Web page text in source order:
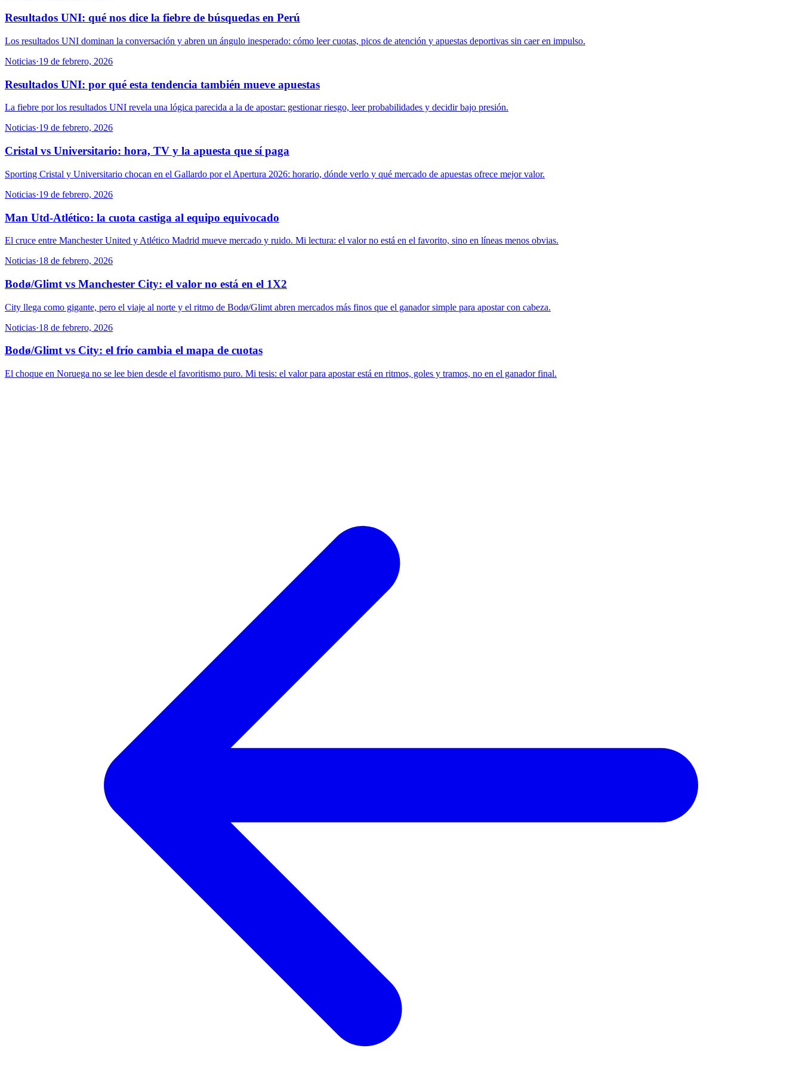
Resultados UNI: qué nos dice la fiebre de búsquedas en Perú
Los resultados UNI dominan la conversación y abren un ángulo inesperado: cómo leer cuotas, picos de atención y apuestas deportivas sin caer en impulso.
Noticias·19 de febrero, 2026
Resultados UNI: por qué esta tendencia también mueve apuestas
La fiebre por los resultados UNI revela una lógica parecida a la de apostar: gestionar riesgo, leer probabilidades y decidir bajo presión.
Noticias·19 de febrero, 2026
Cristal vs Universitario: hora, TV y la apuesta que sí paga
Sporting Cristal y Universitario chocan en el Gallardo por el Apertura 2026: horario, dónde verlo y qué mercado de apuestas ofrece mejor valor.
Noticias·19 de febrero, 2026
Man Utd-Atlético: la cuota castiga al equipo equivocado
El cruce entre Manchester United y Atlético Madrid mueve mercado y ruido. Mi lectura: el valor no está en el favorito, sino en líneas menos obvias.
Noticias·18 de febrero, 2026
Bodø/Glimt vs Manchester City: el valor no está en el 1X2
City llega como gigante, pero el viaje al norte y el ritmo de Bodø/Glimt abren mercados más finos que el ganador simple para apostar con cabeza.
Noticias·18 de febrero, 2026
Bodø/Glimt vs City: el frío cambia el mapa de cuotas
El choque en Noruega no se lee bien desde el favoritismo puro. Mi tesis: el valor para apostar está en ritmos, goles y tramos, no en el ganador final.